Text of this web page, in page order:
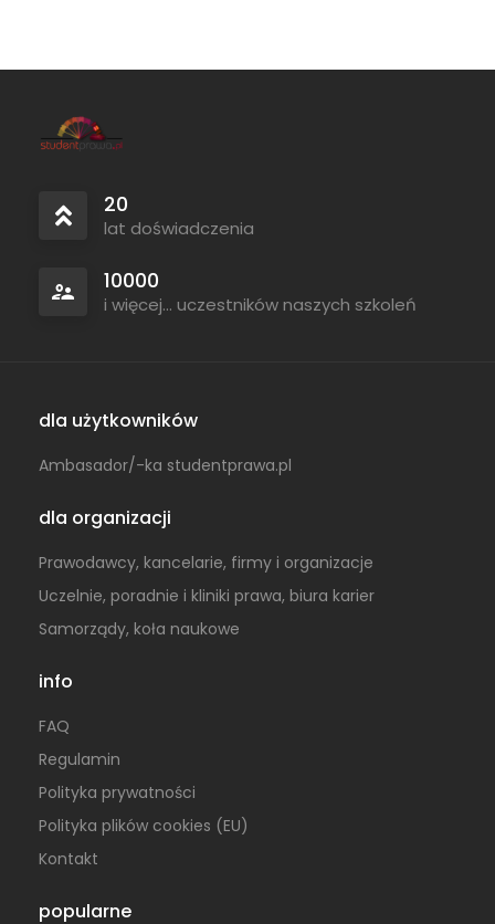
20
lat doświadczenia
10000
i więcej... uczestników naszych szkoleń
dla użytkowników
Ambasador/-ka studentprawa.pl
dla organizacji
Prawodawcy, kancelarie, firmy i organizacje
Uczelnie, poradnie i kliniki prawa, biura karier
Samorządy, koła naukowe
info
FAQ
Regulamin
Polityka prywatności
Polityka plików cookies (EU)
Kontakt
popularne